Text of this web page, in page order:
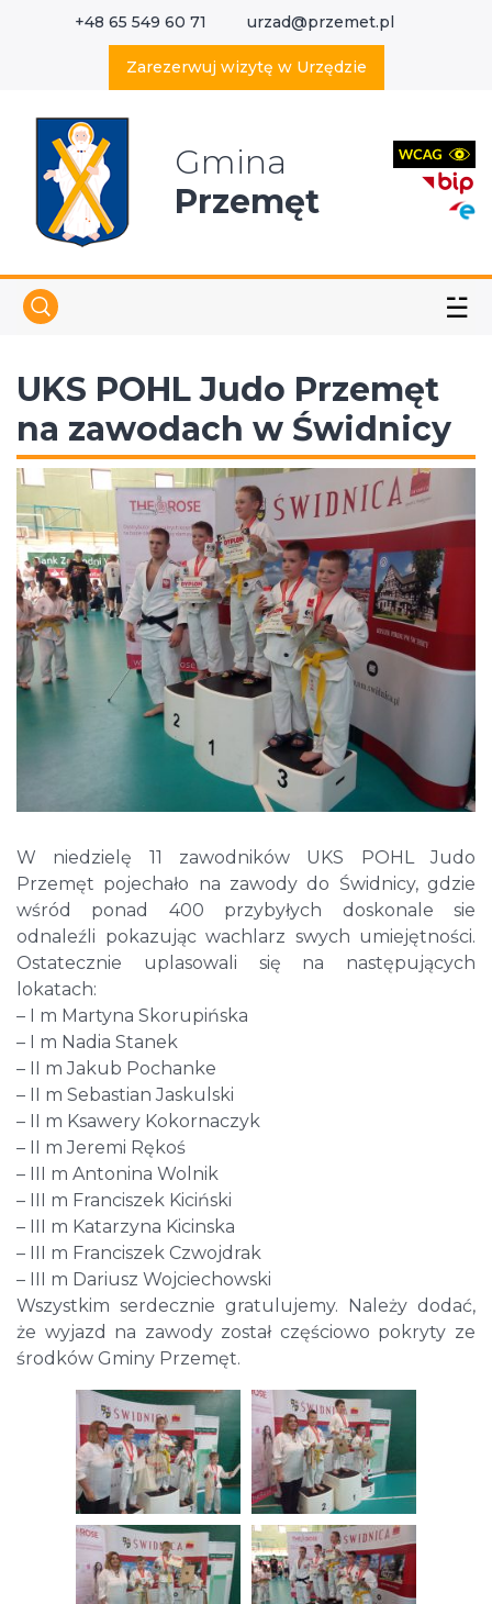
+48 65 549 60 71 urzad@przemet.pl
Zarezerwuj wizytę w Urzędzie
Gmina
Przemęt
☱
UKS POHL Judo Przemęt
na zawodach w Świdnicy
W niedzielę 11 zawodników UKS POHL Judo
Przemęt pojechało na zawody do Świdnicy, gdzie
wśród ponad 400 przybyłych doskonale sie
odnaleźli pokazując wachlarz swych umiejętności.
Ostatecznie uplasowali się na następujących
lokatach:
– I m Martyna Skorupińska
– I m Nadia Stanek
– II m Jakub Pochanke
– II m Sebastian Jaskulski
– II m Ksawery Kokornaczyk
– II m Jeremi Rękoś
– III m Antonina Wolnik
– III m Franciszek Kiciński
– III m Katarzyna Kicinska
– III m Franciszek Czwojdrak
– III m Dariusz Wojciechowski
Wszystkim serdecznie gratulujemy. Należy dodać,
że wyjazd na zawody został częściowo pokryty ze
środków Gminy Przemęt.
Wyszukaj w serwisie